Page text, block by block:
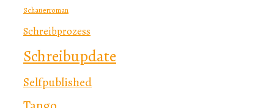
Schauerroman
Schreibprozess
Schreibupdate
Selfpublished